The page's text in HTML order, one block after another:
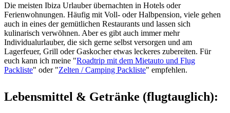
Die meisten Ibiza Urlauber übernachten in Hotels oder
Ferienwohnungen. Häufig mit Voll- oder Halbpension, viele gehen
auch in eines der gemütlichen Restaurants und lassen sich
kulinarisch verwöhnen. Aber es gibt auch immer mehr
Individualurlauber, die sich gerne selbst versorgen und am
Lagerfeuer, Grill oder Gaskocher etwas leckeres zubereiten. Für
euch kann ich meine "Roadtrip mit dem Mietauto und Flug
Packliste" oder "Zelten / Camping Packliste" empfehlen.
Lebensmittel & Getränke (flugtauglich):